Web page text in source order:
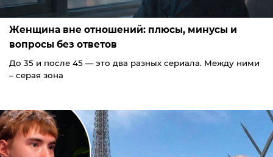
Женщина вне отношений: плюсы, минусы и
вопросы без ответов
До 35 и после 45 — это два разных сериала. Между ними
– серая зона